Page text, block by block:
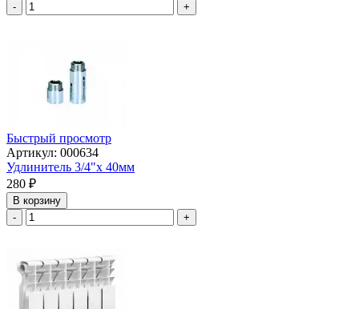
-
+
Быстрый просмотр
Артикул: 000634
Удлинитель 3/4"х 40мм
280 ₽
В корзину
-
+